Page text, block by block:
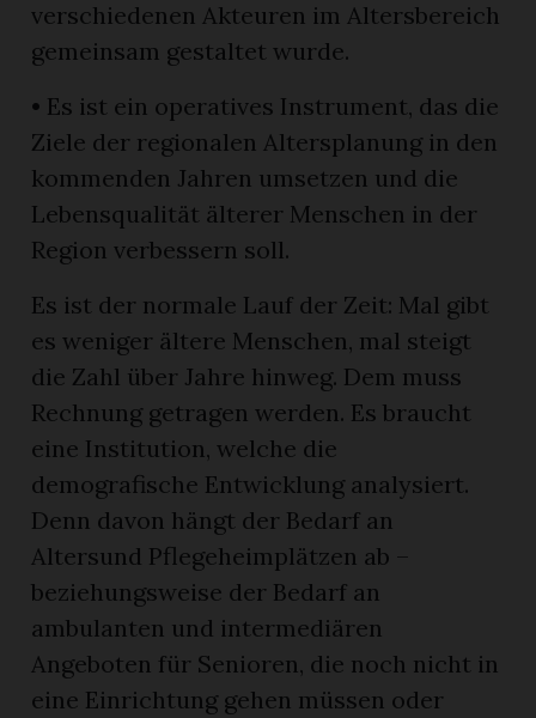
verschiedenen Akteuren im Altersbereich
gemeinsam gestaltet wurde.
• Es ist ein operatives Instrument, das die
Ziele der regionalen Altersplanung in den
kommenden Jahren umsetzen und die
Lebensqualität älterer Menschen in der
Region verbessern soll.
Es ist der normale Lauf der Zeit: Mal gibt
es weniger ältere Menschen, mal steigt
die Zahl über Jahre hinweg. Dem muss
Rechnung getragen werden. Es braucht
eine Institution, welche die
demografische Entwicklung analysiert.
Denn davon hängt der Bedarf an
Altersund Pflegeheimplätzen ab –
beziehungsweise der Bedarf an
ambulanten und intermediären
Angeboten für Senioren, die noch nicht in
eine Einrichtung gehen müssen oder